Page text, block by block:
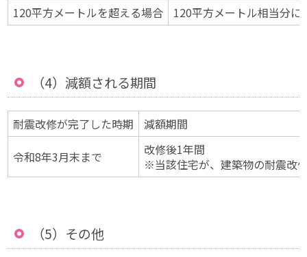
120平方メートルを超える場合
120平方メートル相当分
（4）減額される期間
耐震改修が完了した時期
減額期間
令和8年3月末まで
改修後1年間
※当該住宅が、建築物の耐震改
（5）その他